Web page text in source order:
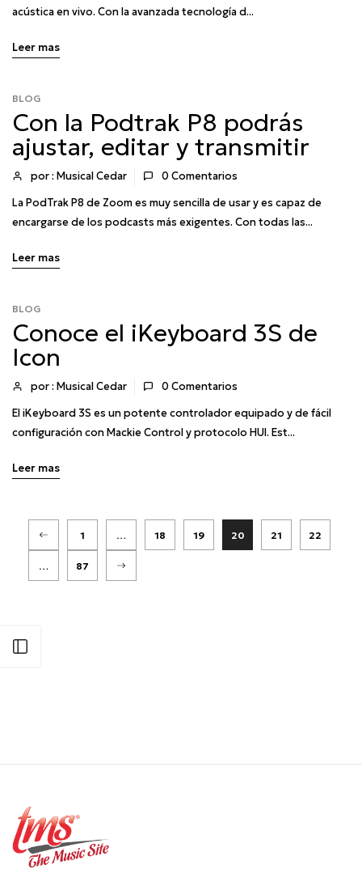
acústica en vivo. Con la avanzada tecnología d...
Leer mas
BLOG
Con la Podtrak P8 podrás
ajustar, editar y transmitir
por : Musical Cedar 0 Comentarios
La PodTrak P8 de Zoom es muy sencilla de usar y es capaz de
encargarse de los podcasts más exigentes. Con todas las...
Leer mas
BLOG
Conoce el iKeyboard 3S de
Icon
por : Musical Cedar 0 Comentarios
El iKeyboard 3S es un potente controlador equipado y de fácil
configuración con Mackie Control y protocolo HUI. Est...
Leer mas
1 … 18 19 20 21 22
… 87